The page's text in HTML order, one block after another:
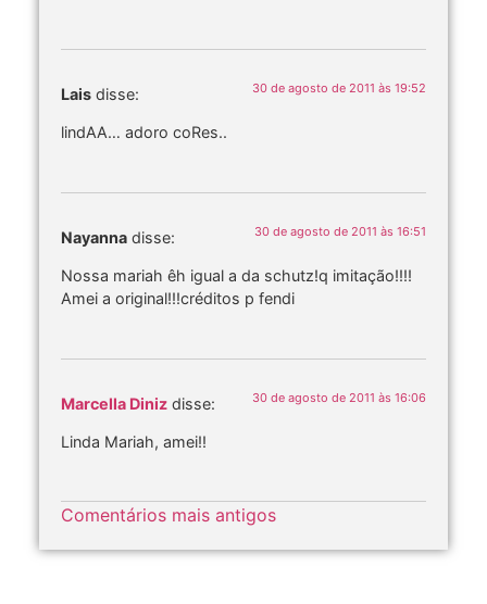
Lais disse: 30 de agosto de 2011 às 19:52
lindAA… adoro coRes..
Nayanna disse: 30 de agosto de 2011 às 16:51
Nossa mariah êh igual a da schutz!q imitação!!!!
Amei a original!!!créditos p fendi
Marcella Diniz disse: 30 de agosto de 2011 às 16:06
Linda Mariah, amei!!
Comentários mais antigos